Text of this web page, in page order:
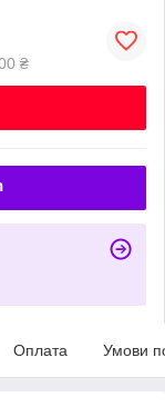
₴
Оплата Умови